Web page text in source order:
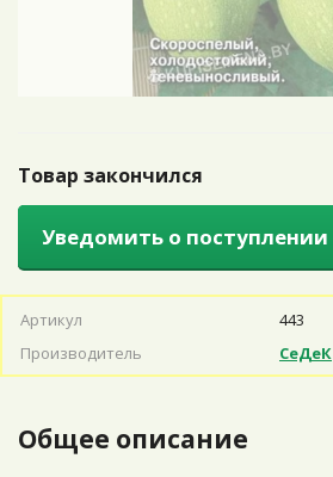
Товар закончился
Уведомить о поступлении
Артикул
443
Производитель
СеДеК
Общее описание